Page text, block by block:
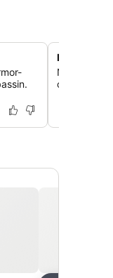
Nyd
og den